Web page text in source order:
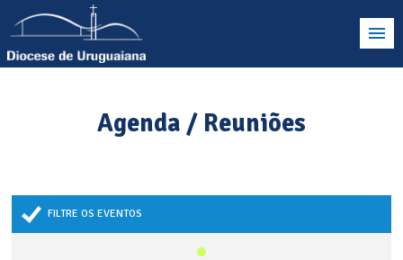
Agenda / Reuniões
FILTRE OS EVENTOS